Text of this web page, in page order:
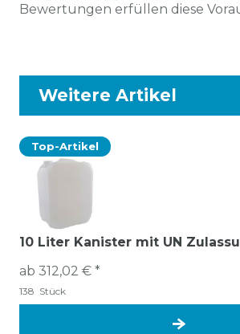
Bewertungen erfüllen diese
Weitere Artikel
Top-Artikel
10 Liter Kanister mit UN
ab 312,02 € *
138 Stück